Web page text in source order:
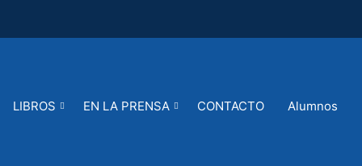
LIBROS EN LA PRENSA CONTACTO Alumnos